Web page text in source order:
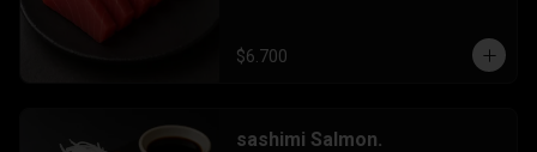
$6.700
sashimi Salmon.